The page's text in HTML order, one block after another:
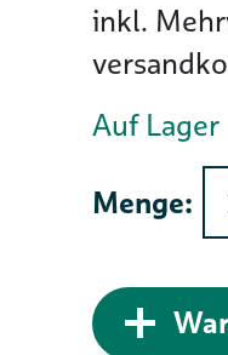
inkl.
Auf Lager
Menge: